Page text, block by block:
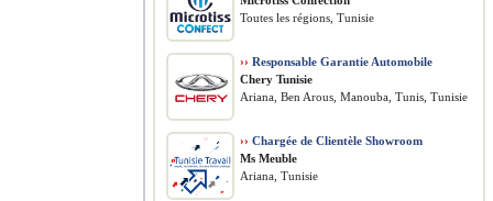
Toutes les régions, Tunisie
›› Responsable Garantie Automobile
Chery Tunisie
Ariana, Ben Arous, Manouba, Tunis, Tunisie
›› Chargée de Clientèle Showroom
Ms Meuble
Ariana, Tunisie